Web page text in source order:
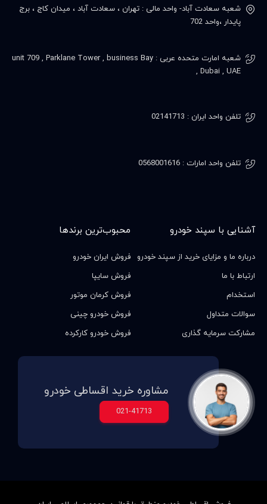
شعبه سعادت آباد- واحد مالی : تهران ، سعادت آباد ، میدان کاج ، برج
پایدار ،واحد 702
شعبه امارت متحده عربی : unit 709 , Parklane Tower , business Bay
, Dubai , UAE
تلفن واحد ایران : 02141713
تلفن واحد امارات : 0568001616
آشنایی با سپند خودرو
درباره ما و مزایای خرید از سپند خودرو
ارتباط با ما
استخدام
سوالات متداول
مشارکت سرمایه گذاری
محبوب‌ترین برندها
فروش ایران خودرو
فروش سایپا
فروش کرمان موتور
فروش خودرو چینی
فروش خودرو کارکرده
مشاوره خرید اقساطی خودرو
021-41713